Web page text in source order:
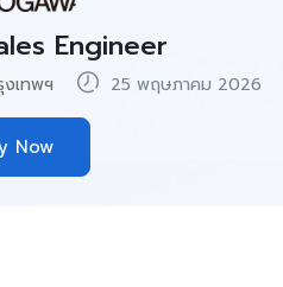
Engineer
งเทพฯ 25 พฤษภาคม 2026
Now